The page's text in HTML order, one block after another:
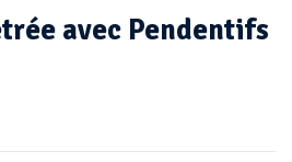
avec Pendentifs